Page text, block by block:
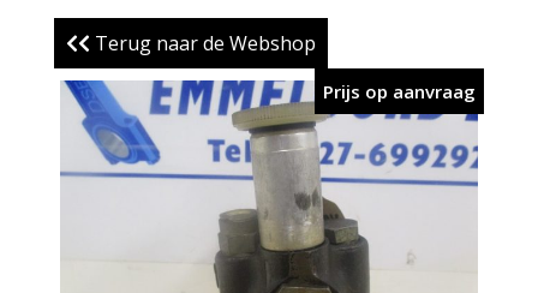
Terug naar de Webshop
Prijs op aanvraag